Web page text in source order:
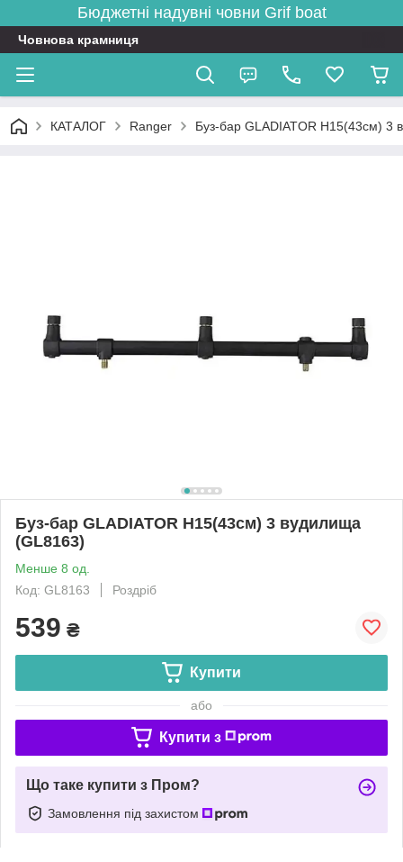
Бюджетні надувні човни Grif boat
Човнова крамниця
КАТАЛОГ Ranger Буз-бар GLADIATOR H15(43см) 3
Буз-бар GLADIATOR H15(43см) 3 вудилища
(GL8163)
Менше 8 од.
Код: GL8163
Роздріб
539 ₴
Купити
або
Купити з
Що таке купити з Пром?
Замовлення під захистом